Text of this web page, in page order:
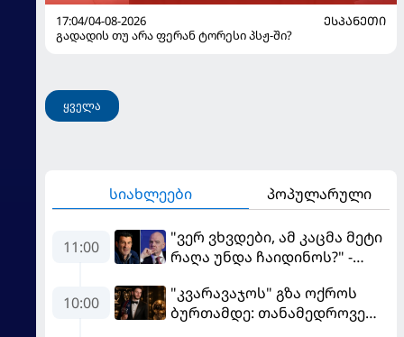
17:04/04-08-2026
ᲔᲡᲞᲐᲜᲔᲗᲘ
გადადის თუ არა ფერან ტორესი პსჟ-ში?
ყველა
სიახლეები პოპულარული
11:00
"ვერ ვხვდები, ამ კაცმა მეტი
რაღა უნდა ჩაიდინოს?" -
გადადგომას მოითხოვს
10:00
"კვარავაჯოს" გზა ოქროს
ბურთამდე: თანამედროვე